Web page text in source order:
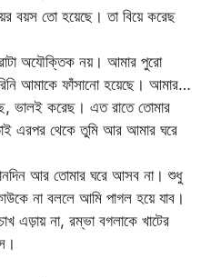
বয়স তো হয়েছে। তা বিয়ে করেছ
অযৌক্তিক নয়। আমার পুরো
আমাকে ফাঁসানো হয়েছে। আমার…
ভালই করেছ। এত রাতে তোমার
এরপর থেকে তুমি আর আমার ঘরে
আর তোমার ঘরে আসব না। শুধু
না বললে আমি পাগল হয়ে যাব।
এড়ায় না, রম্ভা বগলাকে খাটের